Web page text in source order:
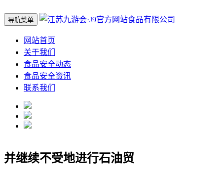
导航菜单
网站首页
关于我们
食品安全动态
食品安全资讯
联系我们
并继续不受地进行石油贸